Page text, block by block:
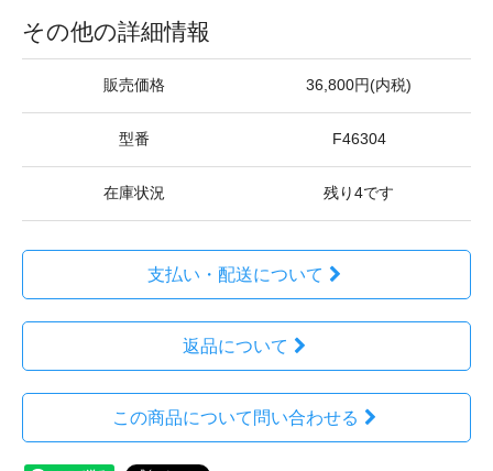
その他の詳細情報
販売価格 36,800円(内税)
型番 F46304
在庫状況 残り4です
支払い・配送について
返品について
この商品について問い合わせる